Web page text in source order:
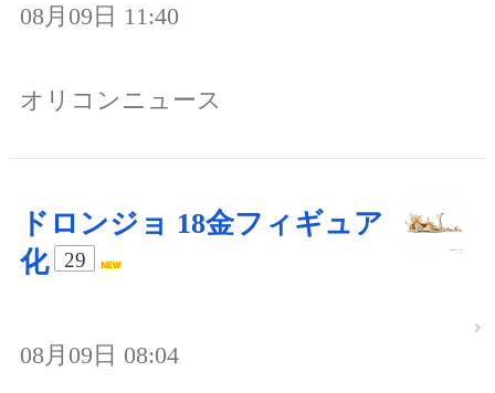
08月09日 11:40
オリコンニュース
ドロンジョ 18金フィギュア
化
29
08月09日 08:04